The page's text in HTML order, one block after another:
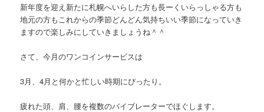
新年度を迎え新たに札幌へいらした方も長ーくいらっしゃる方も
地元の方もこれからの季節どんどん気持ちいい季節になっていき
ますので楽しみにしていきましょうね＾＾
さて、今月のワンコインサービスは
3月、4月と何かと忙しい時期にぴったり。
疲れた頭、肩、腰を複数のバイブレーターでほぐします。